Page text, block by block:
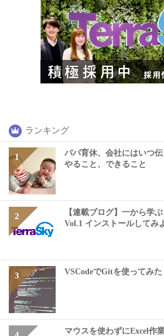
ランキング
パパ育休、会社にはいつ
やること、できること
【連載ブログ】一から学
Vol.1 インストールしてみ
VSCodeでGitを使ってみた
マウスを使わずにExcel作